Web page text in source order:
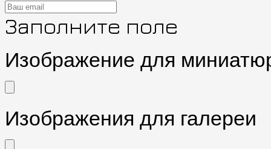
Заполните поле
Изображение для
Изображения для галереи